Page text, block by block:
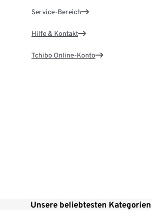
Service-Bereich
Hilfe & Kontakt
Tchibo Online-Konto
Unsere beliebtesten Kategorien